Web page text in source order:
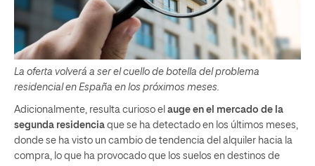
La oferta volverá a ser el cuello de botella del problema
residencial en España en los próximos meses.
Adicionalmente, resulta curioso el auge en el mercado de la
segunda residencia que se ha detectado en los últimos meses,
donde se ha visto un cambio de tendencia del alquiler hacia la
compra, lo que ha provocado que los suelos en destinos de